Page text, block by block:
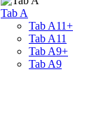
Tab A
Tab A11+
Tab A11
Tab A9+
Tab A9